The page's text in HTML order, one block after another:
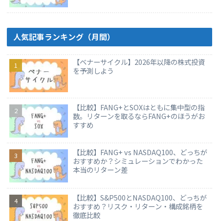
人気記事ランキング（月間）
【ベナーサイクル】2026年以降の株式投資
を予測しよう
【比較】FANG+とSOXはともに集中型の指
数。リターンを取るならFANG+のほうがお
すすめ
【比較】FANG+ vs NASDAQ100、どっちが
おすすめか？シミュレーションでわかった
本当のリターン差
【比較】S&P500とNASDAQ100、どっちが
おすすめ？リスク・リターン・構成銘柄を
徹底比較